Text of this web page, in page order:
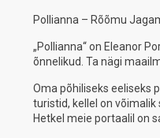
Pollianna – Rõõmu
„Pollianna“ on Eleanor
õnnelikud. Ta nägi
Oma põhiliseks eeliseks
turistid, kellel on
Hetkel meie portaalil on